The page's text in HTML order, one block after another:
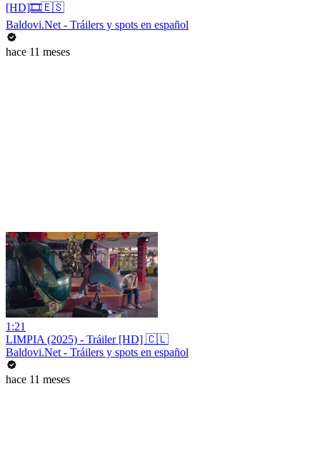
[HD]🎞️🇪🇸
Baldovi.Net - Tráilers y spots en español
hace 11 meses
1:21
LIMPIA (2025) - Tráiler [HD] 🇨🇱
Baldovi.Net - Tráilers y spots en español
hace 11 meses